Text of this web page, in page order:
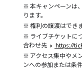
本キャンペーンは
ります。
権利の譲渡はでき
ライブチケットに
合わせ先
https://
アクセス集中やメ
ンへの参加または条